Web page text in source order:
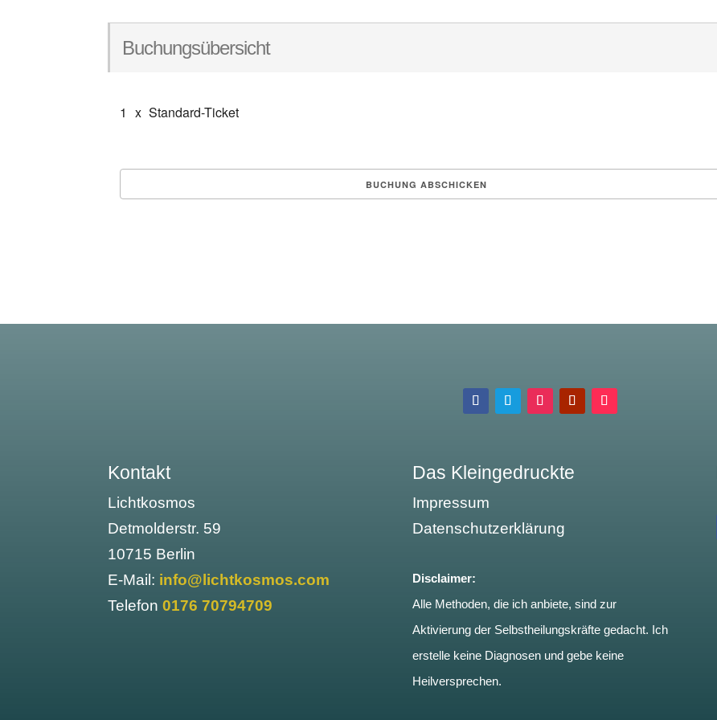
Buchungsübersicht
1 x Standard-Ticket
Kontakt
Lichtkosmos
Detmolderstr. 59
10715 Berlin
E-Mail: info@lichtkosmos.com
Telefon0176 70794709
Das Kleingedruckte
Impressum
Datenschutzerklärung
Disclaimer:
Alle Methoden, die ich anbiete, sind zur
Aktivierung der Selbstheilungskräfte gedacht. Ich
erstelle keine Diagnosen und gebe keine
Heilversprechen.